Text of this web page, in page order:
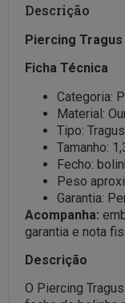
Descrição
Piercing Tragus
Ficha Técnica
Categoria:
Material:
Tipo:
Tamanho:
Fecho:
Peso
Garantia:
Acompanha:
garantia e nota
Descrição
O Piercing